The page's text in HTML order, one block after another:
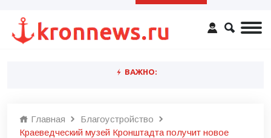
ВАЖНО:
Главная
Благоустройство
Краеведческий музей Кронштадта получит новое